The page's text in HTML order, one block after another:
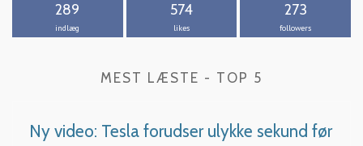
289
indlæg
574
likes
273
followers
MEST LÆSTE - TOP 5
Ny video: Tesla forudser ulykke sekund før